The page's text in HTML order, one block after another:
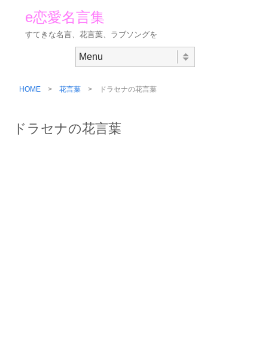
e恋愛名言集
すてきな名言、花言葉、ラブソングを
HOME > 花言葉 > ドラセナの花言葉
ドラセナの花言葉